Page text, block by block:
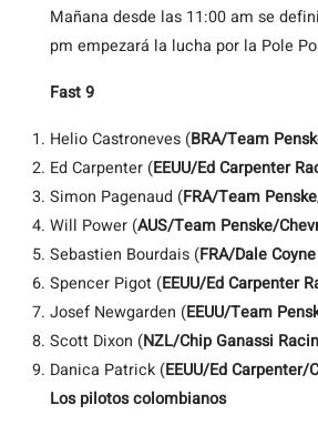
Mañana desde las 11:00 am se
pm empezará la lucha por la Pole
Fast 9
Helio Castroneves (BRA/Team
Ed Carpenter (EEUU/Ed Carpenter
Simon Pagenaud (FRA/Team
Will Power (AUS/Team Penske/
Sebastien Bourdais (FRA/Dale
Spencer Pigot (EEUU/Ed Carpenter
Josef Newgarden (EEUU/Team
Scott Dixon (NZL/Chip Ganassi
Danica Patrick (EEUU/Ed Carpenter/
Los pilotos colombianos